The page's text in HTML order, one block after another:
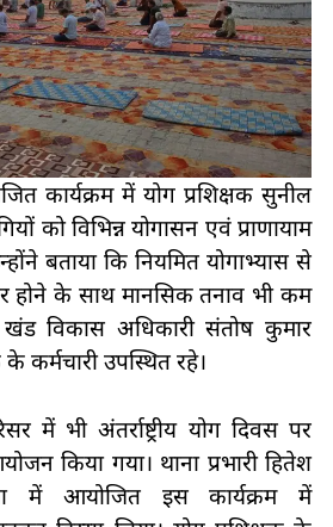
कार्यक्रम में योग प्रशिक्षक सुनील
को विभिन्न योगासन एवं प्राणायाम
बताया कि नियमित योगाभ्यास से
होने के साथ मानसिक तनाव भी कम
खंड विकास अधिकारी संतोष कुमार
कर्मचारी उपस्थित रहे।
में भी अंतर्राष्ट्रीय योग दिवस पर
किया गया। थाना प्रभारी हितेश
में आयोजित इस कार्यक्रम में